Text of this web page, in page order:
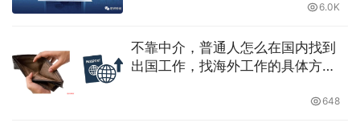
6.0K
不靠中介，普通人怎么在国内找到
出国工作，找海外工作的具体方
648